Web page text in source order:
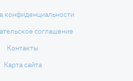
конфиденциальности
соглашение
Контакты
Карта сайта